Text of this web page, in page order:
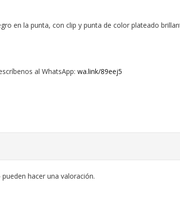
en la punta, con clip y punta de color plateado
al WhatsApp: wa.link/89eej5
hacer una valoración.